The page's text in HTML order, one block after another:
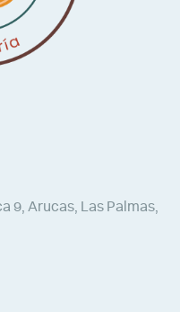
9, Arucas, Las Palmas,